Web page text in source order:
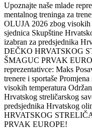
Upoznajte naše mlade
mentalnog treninga za
OLUJA 2026 zbog visokih
sjednica Skupštine
izabran za predsjednika
DEČKO HRVATSKOG
ŠMAGUC PRVAK
reprezentativce: Maks
trenere i sportaše
visokih temperatura
Hrvatskog streličarskog
predsjednika Hrvatskog
HRVATSKOG
PRVAK EUROPE!